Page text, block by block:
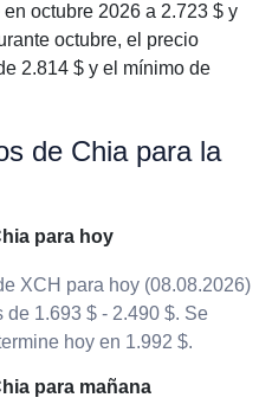
octubre 2026 a 2.723 $ y
octubre, el precio
2.814 $ y el mínimo de
de Chia para la
para hoy
XCH para hoy (08.08.2026)
1.693 $ - 2.490 $. Se
hoy en 1.992 $.
para mañana